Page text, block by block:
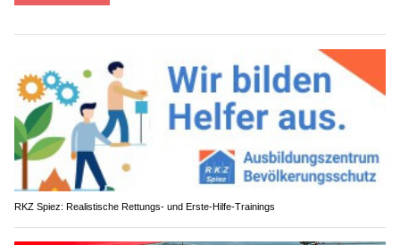
RKZ Spiez: Realistische Rettungs- und Erste-Hilfe-Trainings